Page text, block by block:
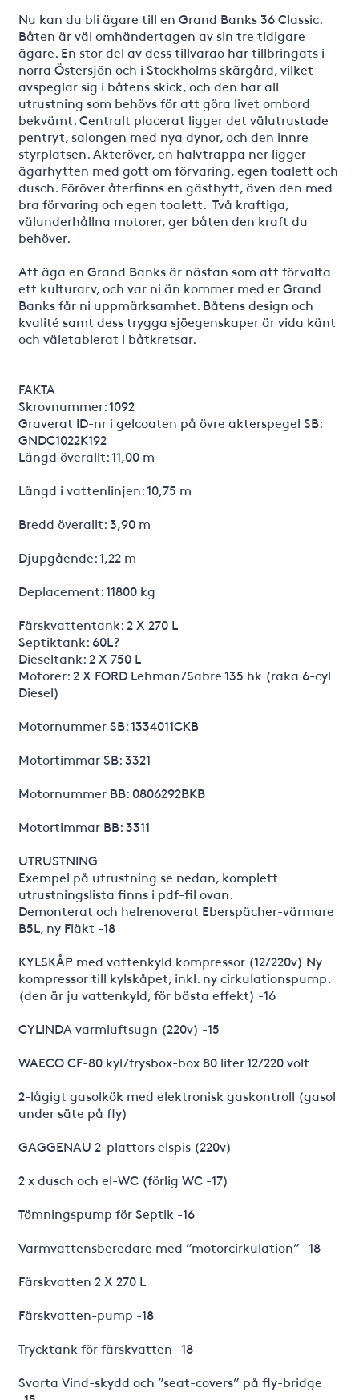
Nu kan du bli ägare till en Grand Banks 36 Classic.
Båten är väl omhändertagen av sin tre tidigare
ägare. En stor del av dess tillvarao har tillbringats i
norra Östersjön och i Stockholms skärgård, vilket
avspeglar sig i båtens skick, och den har all
utrustning som behövs för att göra livet ombord
bekvämt. Centralt placerat ligger det välutrustade
pentryt, salongen med nya dynor, och den innre
styrplatsen. Akteröver, en halvtrappa ner ligger
ägarhytten med gott om förvaring, egen toalett och
dusch. Föröver återfinns en gästhytt, även den med
bra förvaring och egen toalett. Två kraftiga,
välunderhållna motorer, ger båten den kraft du
behöver.
Att äga en Grand Banks är nästan som att förvalta
ett kulturarv, och var ni än kommer med er Grand
Banks får ni uppmärksamhet. Båtens design och
kvalité samt dess trygga sjöegenskaper är vida känt
och väletablerat i båtkretsar.
FAKTA
Skrovnummer: 1092
Graverat ID-nr i gelcoaten på övre akterspegel SB:
GNDC1022K192
Längd överallt: 11,00 m
Längd i vattenlinjen: 10,75 m
Bredd överallt: 3,90 m
Djupgående: 1,22 m
Deplacement: 11800 kg
Färskvattentank: 2 X 270 L
Septiktank: 60L?
Dieseltank: 2 X 750 L
Motorer: 2 X FORD Lehman/Sabre 135 hk (raka 6-cyl
Diesel)
Motornummer SB: 1334011CKB
Motortimmar SB: 3321
Motornummer BB: 0806292BKB
Motortimmar BB: 3311
UTRUSTNING
Exempel på utrustning se nedan, komplett
utrustningslista finns i pdf-fil ovan.
Demonterat och helrenoverat Eberspächer-värmare
B5L, ny Fläkt -18
KYLSKÅP med vattenkyld kompressor (12/220v) Ny
kompressor till kylskåpet, inkl. ny cirkulationspump.
(den är ju vattenkyld, för bästa effekt) -16
CYLINDA varmluftsugn (220v) -15
WAECO CF-80 kyl/frysbox-box 80 liter 12/220 volt
2-lågigt gasolkök med elektronisk gaskontroll (gasol
under säte på fly)
GAGGENAU 2-plattors elspis (220v)
2 x dusch och el-WC (förlig WC -17)
Tömningspump för Septik -16
Varmvattensberedare med ”motorcirkulation” -18
Färskvatten 2 X 270 L
Färskvatten-pump -18
Trycktank för färskvatten -18
Svarta Vind-skydd och ”seat-covers” på fly-bridge